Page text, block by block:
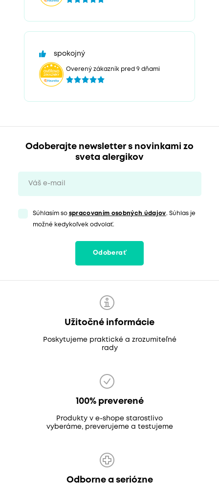
spokojný
Overený zákazník pred 9 dňami
Odoberajte newsletter s novinkami zo
sveta alergikov
Súhlasím so spracovaním osobných údajov. Súhlas je
možné kedykoľvek odvolať.
Odoberať
Užitočné informácie
Poskytujeme praktické a zrozumiteľné
rady
100% preverené
Produkty v e-shope starostlivo
vyberáme, preverujeme a testujeme
Odborne a seriózne